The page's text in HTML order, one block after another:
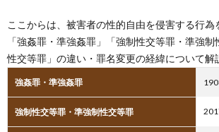
ここからは、被害者の性的自由を侵害する行為
「強姦罪・準強姦罪」「強制性交等罪・準強
性交等罪」の違い・罪名変更の経緯について解
強姦罪・準強姦罪
強制性交等罪・準強制性交等罪